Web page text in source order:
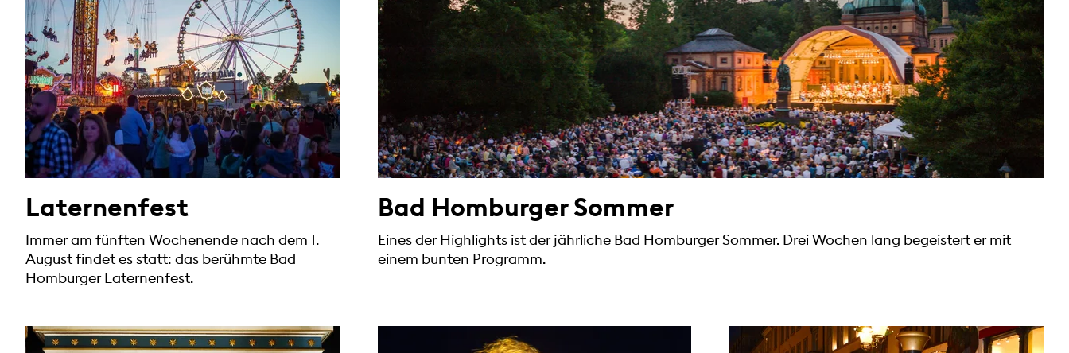
Laternenfest
Immer am fünften Wochenende nach dem 1.
August findet es statt: das berühmte Bad
Homburger Laternenfest.
Bad Homburger Sommer
Eines der Highlights ist der jährliche Bad Homburger Sommer. Drei Wochen lang begeistert er mit
einem bunten Programm.